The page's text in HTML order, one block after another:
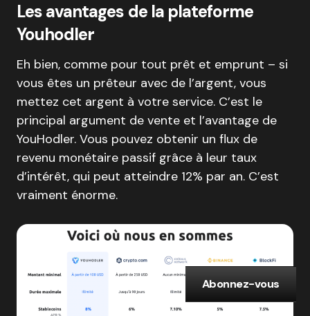
Les avantages de la plateforme
Youhodler
Eh bien, comme pour tout prêt et emprunt – si
vous êtes un prêteur avec de l’argent, vous
mettez cet argent à votre service. C’est le
principal argument de vente et l’avantage de
YouHodler. Vous pouvez obtenir un flux de
revenu monétaire passif grâce à leur taux
d’intérêt, qui peut atteindre 12% par an. C’est
vraiment énorme.
Abonnez-vous